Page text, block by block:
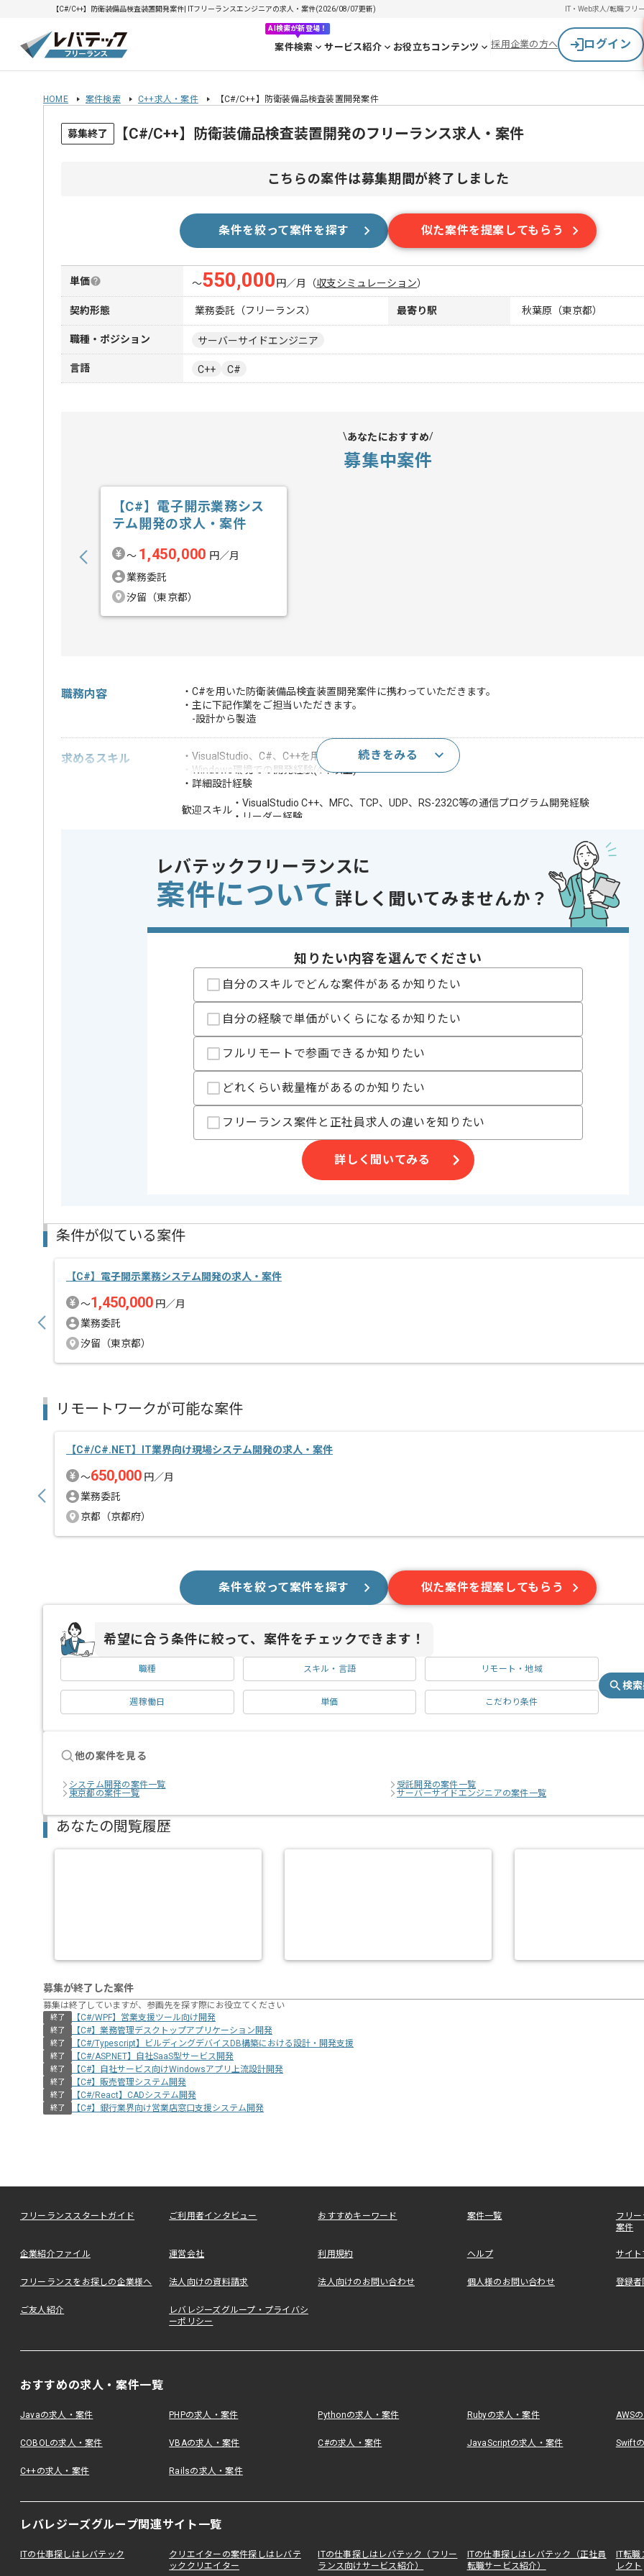
【C#/C++】防衛装備品検査装置開発案件| ITフリーランスエンジニアの求人・案件(2026/08/07更新) IT・Web求人/転職フリ
AI検索が新登場！
案件検索 サービス紹介 お役立ちコンテンツ 採用企業の方へ ログイン
HOME 案件検索 C++求人・案件 【C#/C++】防衛装備品検査装置開発案件
募集終了 【C#/C++】防衛装備品検査装置開発のフリーランス求人・案件
こちらの案件は募集期間が終了しました
条件を絞って案件を探す 似た案件を提案してもらう
単価 〜550,000 円／月 （収支シミュレーション）
契約形態 業務委託（フリーランス） 最寄り駅 秋葉原（東京都）
職種・ポジション サーバーサイドエンジニア
言語 C++ C#
あなたにおすすめ
募集中案件
【C#】電子開示業務シス
テム開発の求人・案件
〜 1,450,000 円／月
業務委託
汐留（東京都）
職務内容
・C#を用いた防衛装備品検査装置開発案件に携わっていただきます。
・主に下記作業をご担当いただきます。
-設計から製造
求めるスキル
・VisualStudio、C#、C++を用いた開発経験(4年以上)
・Windows環境での開発経験(4年以上)
・詳細設計経験
歓迎スキル
・VisualStudio C++、MFC、TCP、UDP、RS-232C等の通信プログラム開発経験
・リーダー経験
この案件で扱う技術 OS Windows
特徴
20代活躍中 , 30代活躍中 , 40代活躍中 , 長期プロジェクト , 急募 , BtoB向け , 新技術
IT人材支援、SES事業等を展開している企業でございます。
今回は防衛装備品検査装置開発案件に携わっていただきます。
C#を用いた実務経験を活かしたい方にお勧めです。
基本的には常駐での作業を見込んでおります。
続きをみる
レバテックフリーランスに
案件について 詳しく聞いてみませんか？
知りたい内容を選んでください
自分のスキルでどんな案件があるか知りたい
自分の経験で単価がいくらになるか知りたい
フルリモートで参画できるか知りたい
どれくらい裁量権があるのか知りたい
フリーランス案件と正社員求人の違いを知りたい
詳しく聞いてみる
条件が似ている案件
【C#】電子開示業務システム開発の求人・案件
〜1,450,000 円／月
業務委託
汐留（東京都）
リモートワークが可能な案件
【C#/C#.NET】IT業界向け現場システム開発の求人・案件
〜650,000 円／月
業務委託
京都（京都府）
条件を絞って案件を探す 似た案件を提案してもらう
希望に合う条件に絞って、案件をチェックできます！
職種 スキル・言語 リモート・地域
週稼働日 単価 こだわり条件
検
他の案件を見る
システム開発の案件一覧
受託開発の案件一覧
東京都の案件一覧
サーバーサイドエンジニアの案件一覧
あなたの閲覧履歴
募集が終了した案件
募集は終了していますが、参画先を探す際にお役立てください
終了 【C#/WPF】営業支援ツール向け開発
終了 【C#】業務管理デスクトップアプリケーション開発
終了 【C#/Typescript】ビルディングデバイスDB構築における設計・開発支援
終了 【C#/ASP.NET】自社SaaS型サービス開発
終了 【C#】自社サービス向けWindowsアプリ上流設計開発
終了 【C#】販売管理システム開発
終了 【C#/React】CADシステム開発
終了 【C#】銀行業界向け営業店窓口支援システム開発
フリーランススタートガイド ご利用者インタビュー おすすめキーワード 案件一覧
フリ
案件
企業紹介ファイル 運営会社 利用規約 ヘルプ サイ
フリーランスをお探しの企業様へ 法人向けの資料請求 法人向けのお問い合わせ 個人様のお問い合わせ 登録者
ご友人紹介
レバレジーズグループ・プライバシ
ーポリシー
おすすめの求人・案件一覧
Javaの求人・案件 PHPの求人・案件 Pythonの求人・案件 Rubyの求人・案件 AWS
COBOLの求人・案件 VBAの求人・案件 C#の求人・案件 JavaScriptの求人・案件 Swift
C++の求人・案件 Railsの求人・案件
レバレジーズグループ関連サイト一覧
ITの仕事探しはレバテック
クリエイターの案件探しはレバテ
ッククリエイター
ITの仕事探しはレバテック（フリー
ランス向けサービス紹介）
ITの仕事探しはレバテック（正社員
転職サービス紹介）
IT転
レクト